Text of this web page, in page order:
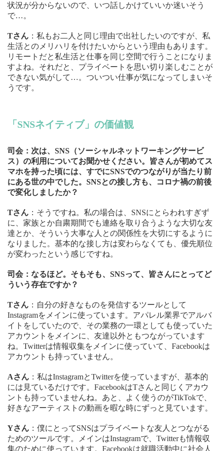
状況が分からないので、いつ話しかけていいか迷いそう
で…。
Tさん ：私もお二人と同じ理由で出社したいのですが、私
生活とのメリハリを付けたいからという理由もあります。
リモートだと私生活と仕事を同じ空間で行うことになりま
すよね。それだと、プライベートを思い切り楽しむことが
できない気がして…。ついつい仕事が気になってしまいそ
うです。
「SNSネイティブ」の価値観
司会：次は、SNS（ソーシャルネットワーキングサービ
ス）の利用についてお聞かせください。皆さんが初めてス
マホを持った頃には、すでにSNSでのつながりが当たり前
にある世の中でした。SNSとの接し方も、コロナ禍の前後
で変化しましたか？
Tさん ：そうですね。私の場合は、SNSにとらわれすぎず
に、家族とか自粛期間でも連絡を取り合うような大切な友
達とか、そういう大事な人との関係性を大切にするように
なりました。基本的な接し方は変わらなくても、優先順位
が変わったという感じですね。
司会：なるほど。そもそも、SNSって、皆さんにとってど
ういう存在ですか？
Tさん ：自分の好きなものを発信するツールとして
Instagramをメインに使っています。アパレル業界でアルバ
イトをしていたので、その業務の一環としても使っていた
アカウントをメインに、友達以外ともつながっています
ね。Twitterは情報収集をメインに使っていて、Facebookは
アカウントも持っていません。
Aさん ：私はInstagramとTwitterを使っていますが、基本的
には見ているだけです。FacebookはTさんと同じくアカウ
ントも持っていませんね。あと、よく使うのがTikTokで、
好きなアーティストの動画を暇な時にずっと見ています。
Yさん ：僕にとってSNSはプライベートな友人とつながる
ためのツールです。メインはInstagramで、Twitterも情報収
集のために使っています。Facebookは就職活動中に社会人